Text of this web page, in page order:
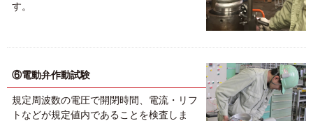
す。
⑥電動弁作動試験
規定周波数の電圧で開閉時間、電流・リフ
トなどが規定値内であることを検査しま